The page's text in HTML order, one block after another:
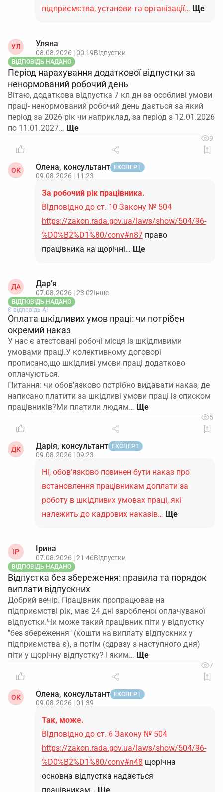
підприємства, установи та організації… Ще
УЛ Уляна
08.08.2026 | 00:19Відпустки
ВІДПОВІДЬ НАДАНО
Період нарахування додаткової відпустки за
ненормований робочий день
Вітаю, додаткова відпустка 7 кл дн за особливі умови
праці- ненормований робочий день дається за який
період за 2026 рік чи наприклад, за період з 12.01.2026
по 11.01.2027…
9
ОК Олена, консультант ЕКСПЕРТ
09.08.2026 | 11:23
За робочий рік працівника.
Відповідно до ст. 10 Закону № 504
https://zakon.rada.gov.ua/laws/show/504/96-
%D0%B2%D1%80/conv#n87 право
працівника на щорічні… Ще
ДА Дар’я
07.08.2026 | 23:02Інше
ВІДПОВІДЬ НАДАНО
Є відповідь АІ
Оплата шкідливих умов праці: чи потрібен
окремий наказ
У нас є атестовані робочі місця із шкідливими
умовами праці.У колективному договорі
прописано,що шкідливі умови праці додатково
оплачуються.
Питання: чи обов'язково потрібно видавати наказ, де
написано платити за шкідливі умови праці із списком
працівників?Ми платили людям…
5
ДК Дарія, консультант ЕКСПЕРТ
09.08.2026 | 09:23
Ні, обов’язково повинен бути наказ про
встановлення працівникам доплати за
роботу в шкідливих умовах праці, які
належить до кадрових наказів… Ще
ІР Ірина
07.08.2026 | 21:46Відпустки
ВІДПОВІДЬ НАДАНО
Відпустка без збереження: правила та порядок
виплати відпускних
Добрий вечір. Працівник пропрацював на
підприємстві рік, має 24 дні заробленої оплачуваної
відпустки.Чи може такий працівник піти у відпустку
"без збереження" (кошти на виплату відпускних у
підприємства є), а потім (одразу з наступного дня)
піти у щорічну відпустку? І яким…
7
ОК Олена, консультант ЕКСПЕРТ
09.08.2026 | 01:39
Так, може.
Відповідно до ст. 6 Закону № 504
https://zakon.rada.gov.ua/laws/show/504/96-
%D0%B2%D1%80/conv#n48 щорічна
основна відпустка надається
працівникам… Ще